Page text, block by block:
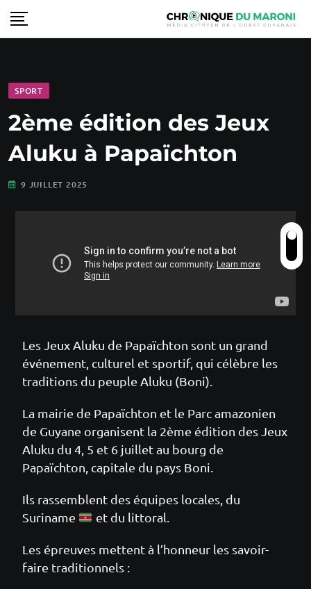
SPORT
2ème édition des Jeux
Aluku à Papaïchton
9 JUILLET 2025
Les Jeux Aluku de Papaïchton sont un grand
événement, culturel et sportif, qui célèbre les
traditions du peuple Aluku (Boni).
La mairie de Papaïchton et le Parc amazonien
de Guyane organisent la 2ème édition des Jeux
Aluku du 4, 5 et 6 juillet au bourg de
Papaïchton, capitale du pays Boni.
Ils rassemblent des équipes locales, du
Suriname
et du littoral.
Les épreuves mettent à l’honneur les savoir-
faire traditionnels :